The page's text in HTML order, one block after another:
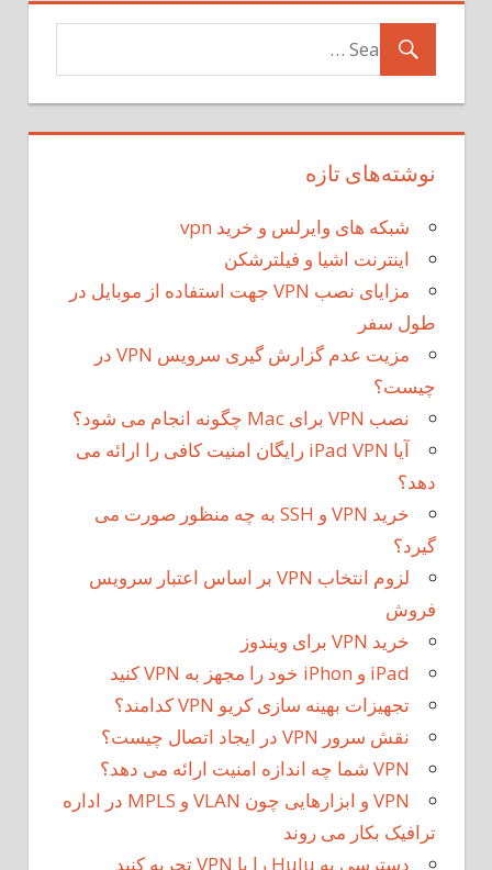
نوشته‌های تازه
شبکه های وایرلس و خرید vpn
اینترنت اشیا و فیلترشکن
مزایای نصب VPN جهت استفاده از موبایل در
طول سفر
مزیت عدم گزارش گیری سرویس VPN در
چیست؟
نصب VPN برای Mac چگونه انجام می شود؟
آیا iPad VPN رایگان امنیت کافی را ارائه می
دهد؟
خرید VPN و SSH به چه منظور صورت می
گیرد؟
لزوم انتخاب VPN بر اساس اعتبار سرویس
فروش
خرید VPN برای ویندوز
iPad و iPhon خود را مجهز به VPN کنید
تجهیزات بهینه سازی کریو VPN کدامند؟
نقش سرور VPN در ایجاد اتصال چیست؟
VPN شما چه اندازه امنیت ارائه می دهد؟
VPN و ابزارهایی چون VLAN و MPLS در اداره
ترافیک بکار می روند
دسترسی به Hulu را با VPN تجربه کنید